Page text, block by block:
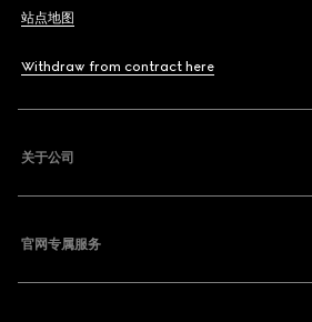
站点地图
Withdraw from contract here
关于公司
官网专属服务